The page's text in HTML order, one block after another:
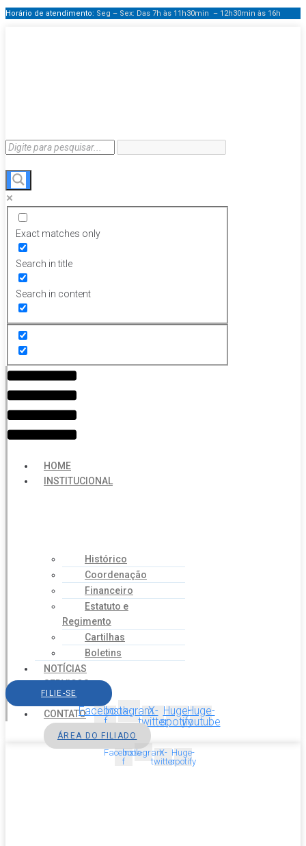
Horário de atendimento: Seg – Sex: Das 7h às 11h30min – 12h30min às 16h
Exact matches only
Search in title
Search in content
Menu
HOME
INSTITUCIONAL
Histórico
Coordenação
Financeiro
Estatuto e
Regimento
Cartilhas
Boletins
NOTÍCIAS
SERVIÇOS
AGENDA
CONTATO
FILIE-SE
Facebook-
f
InstagramX-
twitter
Huge-
spotify
Huge-
youtube
ÁREA DO FILIADO
Facebook-
f
InstagramX-
twitter
Huge-
spotify